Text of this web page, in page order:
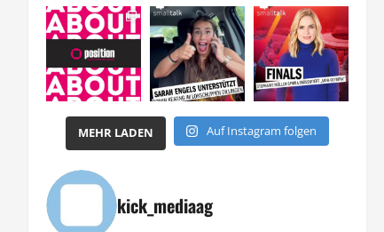
MEHR LADEN Auf Instagram folgen
kick_mediaag